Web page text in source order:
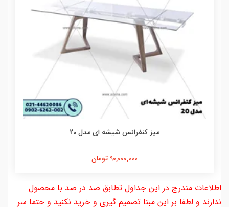
ميز كنفرانس شيشه اي مدل 20
90,000,000 تومان
اطلاعات مندرج در این جداول تطابق صد در صد با محصول
ندارند و لطفا بر این مبنا تصمیم گیری و خرید نکنید و حتما سر